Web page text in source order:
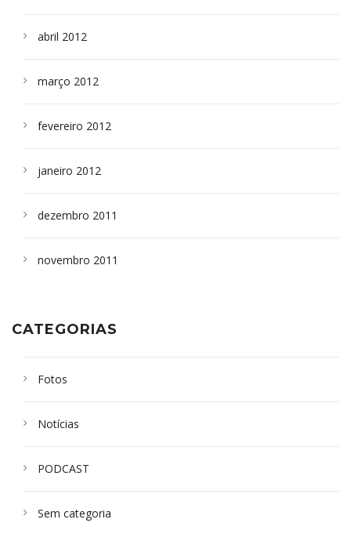
abril 2012
março 2012
fevereiro 2012
janeiro 2012
dezembro 2011
novembro 2011
CATEGORIAS
Fotos
Notícias
PODCAST
Sem categoria